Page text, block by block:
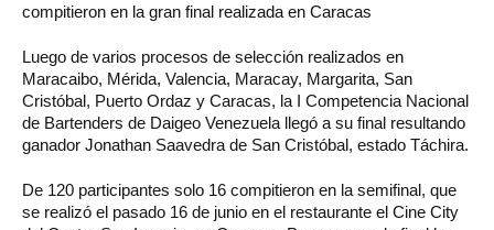
compitieron en la gran final realizada en Caracas
Luego de varios procesos de selección realizados en
Maracaibo, Mérida, Valencia, Maracay, Margarita, San
Cristóbal, Puerto Ordaz y Caracas, la I Competencia Nacional
de Bartenders de Daigeo Venezuela llegó a su final resultando
ganador Jonathan Saavedra de San Cristóbal, estado Táchira.
De 120 participantes solo 16 compitieron en la semifinal, que
se realizó el pasado 16 de junio en el restaurante el Cine City